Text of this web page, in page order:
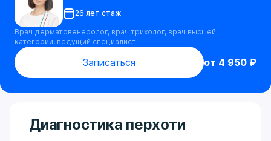
26 лет стаж
Врач дерматовенеролог, врач трихолог, врач высшей
категории, ведущий специалист
от 4 950 ₽
Записаться
Диагностика перхоти